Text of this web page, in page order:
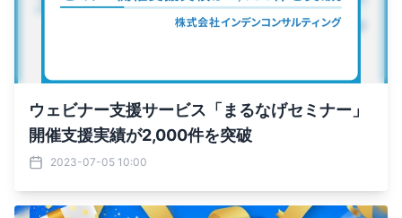
ウェビナー支援サービス「まるなげセミナー」
開催支援実績が2,000件を突破
2023-07-05 10:00